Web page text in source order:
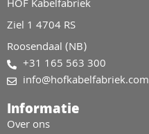
HOF Kabelfabriek
Ziel 1 4704 RS
Roosendaal (NB)
+31 165 563 300
info@hofkabelfabriek.com
Informatie
Over ons